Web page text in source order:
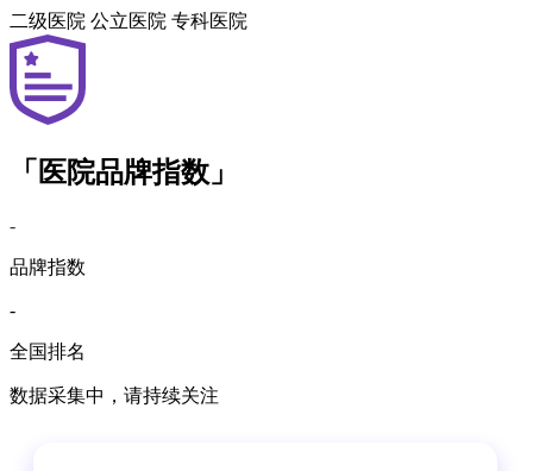
二级医院 公立医院 专科医院
「医院品牌指数」
-
品牌指数
-
全国排名
数据采集中，请持续关注